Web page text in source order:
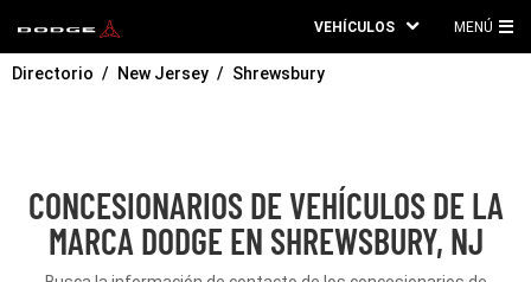
VEHÍCULOS MENÚ
Directorio New Jersey Shrewsbury
CONCESIONARIOS DE VEHÍCULOS DE LA
MARCA DODGE EN SHREWSBURY, NJ